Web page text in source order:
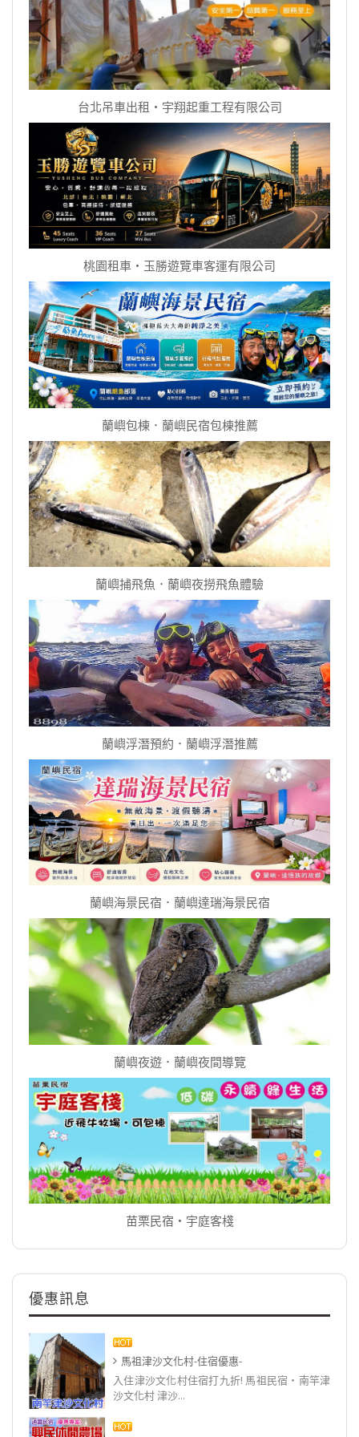
台北吊車出租‧宇翔起重工程有限公司
桃園租車‧玉勝遊覽車客運有限公司
蘭嶼包棟．蘭嶼民宿包棟推薦
蘭嶼捕飛魚．蘭嶼夜撈飛魚體驗
蘭嶼浮潛預約．蘭嶼浮潛推薦
蘭嶼海景民宿．蘭嶼達瑞海景民宿
蘭嶼夜遊．蘭嶼夜間導覽
苗栗民宿‧宇庭客棧
優惠訊息
馬祖津沙文化村-住宿優惠-
入住津沙文化村住宿打九折! 馬祖民宿‧南竿津
沙文化村 津沙...